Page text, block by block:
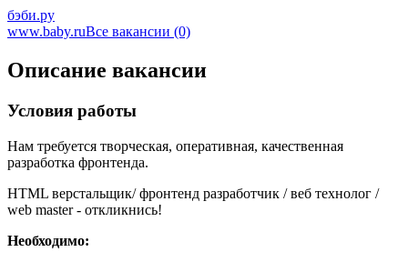
бэби.ру
www.baby.ruВсе вакансии (0)
Описание вакансии
Условия работы
Нам требуется творческая, оперативная, качественная
разработка фронтенда.
HTML верстальщик/ фронтенд разработчик / веб технолог /
web master - откликнись!
Необходимо: